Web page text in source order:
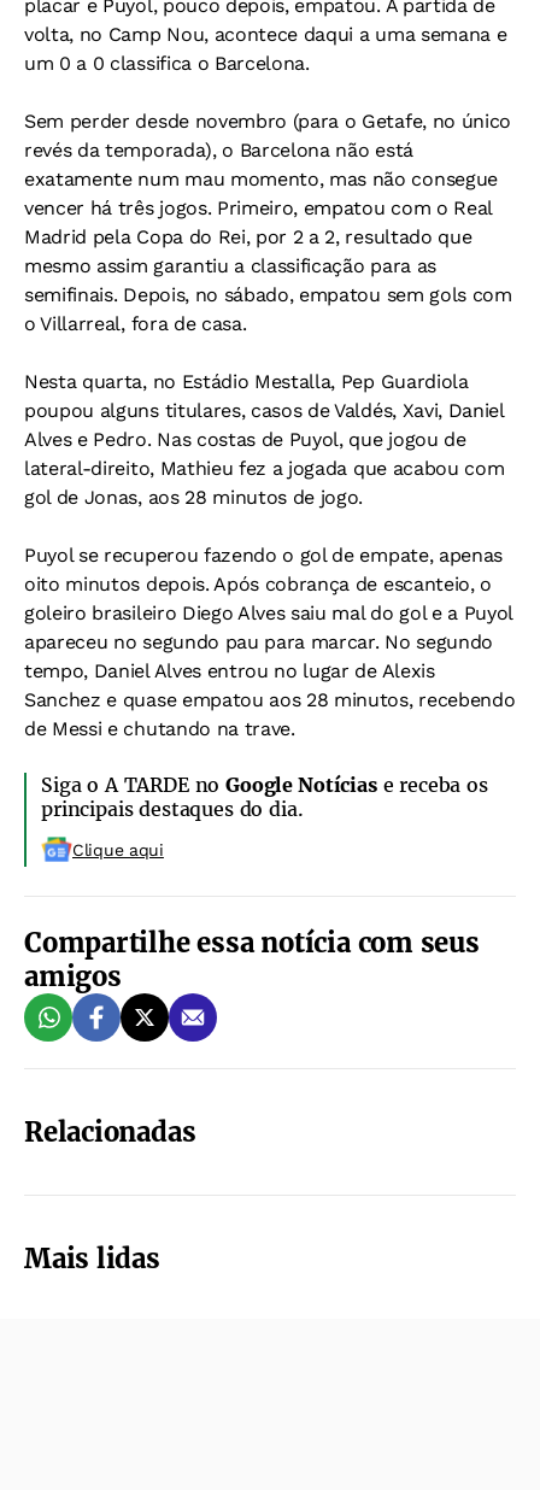
placar e Puyol, pouco depois, empatou. A partida de
volta, no Camp Nou, acontece daqui a uma semana e
um 0 a 0 classifica o Barcelona.
Sem perder desde novembro (para o Getafe, no único
revés da temporada), o Barcelona não está
exatamente num mau momento, mas não consegue
vencer há três jogos. Primeiro, empatou com o Real
Madrid pela Copa do Rei, por 2 a 2, resultado que
mesmo assim garantiu a classificação para as
semifinais. Depois, no sábado, empatou sem gols com
o Villarreal, fora de casa.
Nesta quarta, no Estádio Mestalla, Pep Guardiola
poupou alguns titulares, casos de Valdés, Xavi, Daniel
Alves e Pedro. Nas costas de Puyol, que jogou de
lateral-direito, Mathieu fez a jogada que acabou com
gol de Jonas, aos 28 minutos de jogo.
Puyol se recuperou fazendo o gol de empate, apenas
oito minutos depois. Após cobrança de escanteio, o
goleiro brasileiro Diego Alves saiu mal do gol e a Puyol
apareceu no segundo pau para marcar. No segundo
tempo, Daniel Alves entrou no lugar de Alexis
Sanchez e quase empatou aos 28 minutos, recebendo
de Messi e chutando na trave.
Siga o A TARDE noGoogle Notíciase receba os
principais destaques do dia.
Clique aqui
Compartilhe essa notícia com seus
amigos
Relacionadas
Mais lidas